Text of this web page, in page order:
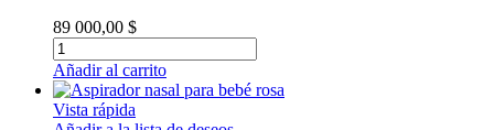
89 000,00 $
Añadir al carrito
Vista rápida